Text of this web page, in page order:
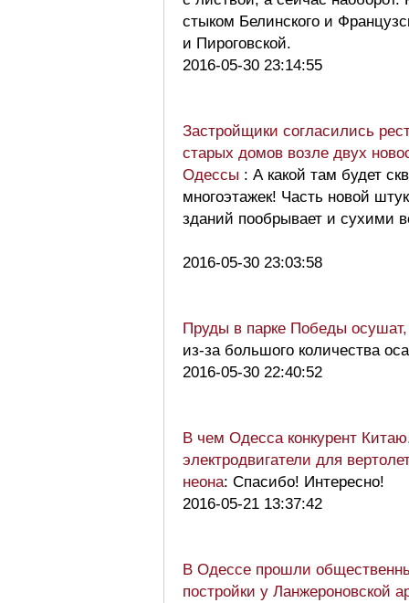
стыком Белинского и
и Пироговской.
2016-05-30 23:14:55
Застройщики согласились
старых домов возле двух
Одессы : А какой там будет
многоэтажек! Часть новой
зданий пообрывает и сухими
2016-05-30 23:03:58
Пруды в парке Победы
из-за большого количества
2016-05-30 22:40:52
В чем Одесса конкурент
электродвигатели для
неона: Спасибо! Интересно!
2016-05-21 13:37:42
В Одессе прошли
постройки у Ланжероновской